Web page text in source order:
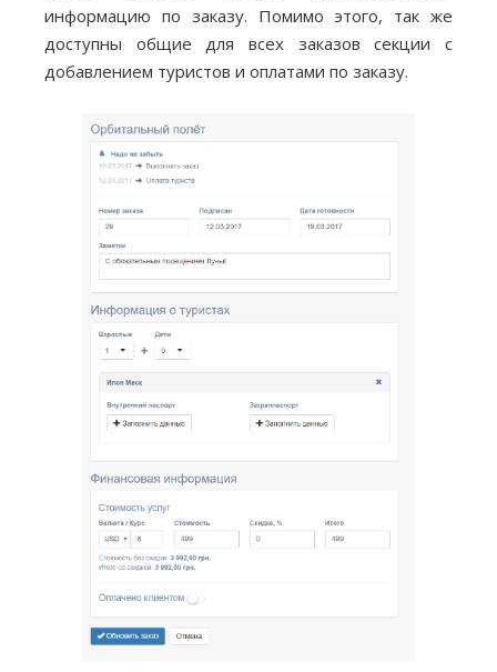
информацию по заказу. Помимо этого, так же
доступны общие для всех заказов секции с
добавлением туристов и оплатами по заказу.